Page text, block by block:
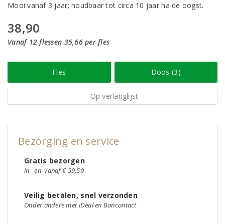
Mooi vanaf 3 jaar; houdbaar tot circa 10 jaar na de oogst.
38,90
Vanaf 12 flessen 35,66 per fles
Fles Doos (3)
Op verlanglijst
Bezorging en service
Gratis bezorgen
in en vanaf € 59,50
Veilig betalen, snel verzonden
Onder andere met iDeal en Bancontact